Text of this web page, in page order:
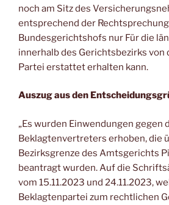
noch am Sitz des
entsprechend der
Bundesgerichtshofs nur Für die
innerhalb des Gerichtsbezirks
Partei erstattet erhalten kann.
Auszug aus den
„Es wurden Einwendungen gegen
Beklagtenvertreters erhoben, die
Bezirksgrenze des Amtsgerichts
beantragt wurden. Auf die
vom 15.11.2023 und 24.11.2023,
Beklagtenpartei zum rechtlichen